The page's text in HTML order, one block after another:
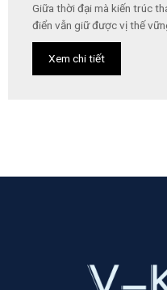
Giữa thời đại mà kiến trúc
điển vẫn giữ được vị thế
Xem chi tiết